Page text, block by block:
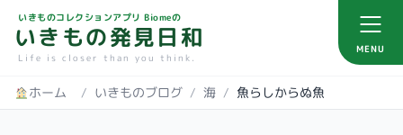
いきものコレクションアプリ Biomeの
いきもの発見日和
Life is closer than you think.
MENU
ホーム / いきものブログ / 海 / 魚らしからぬ魚